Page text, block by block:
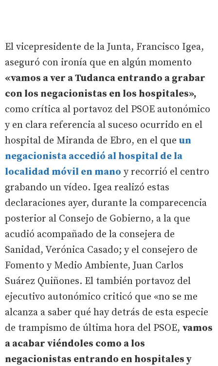
El vicepresidente de la Junta, Francisco Igea,
aseguró con ironía que en algún momento
«vamos a ver a Tudanca entrando a grabar
con los negacionistas en los hospitales»,
como crítica al portavoz del PSOE autonómico
y en clara referencia al suceso ocurrido en el
hospital de Miranda de Ebro, en el que un
negacionista accedió al hospital de la
localidad móvil en mano y recorrió el centro
grabando un vídeo. Igea realizó estas
declaraciones ayer, durante la comparecencia
posterior al Consejo de Gobierno, a la que
acudió acompañado de la consejera de
Sanidad, Verónica Casado; y el consejero de
Fomento y Medio Ambiente, Juan Carlos
Suárez Quiñones. El también portavoz del
ejecutivo autonómico criticó que «no se me
alcanza a saber qué hay detrás de esta especie
de trampismo de última hora del PSOE, vamos
a acabar viéndoles como a los
negacionistas entrando en hospitales y